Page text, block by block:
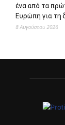
ένα από τα
Ευρώπη για τη
8 Αυγούστου 2026